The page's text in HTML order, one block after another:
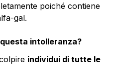
poiché contiene
gal.
intolleranza?
individui di tutte le